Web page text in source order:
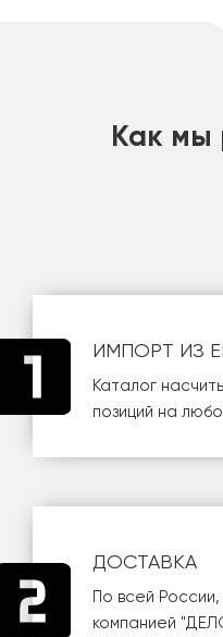
Как мы
ИМПОРТ ИЗ
Каталог
позиций на
ДОСТАВКА
По всей
компанией